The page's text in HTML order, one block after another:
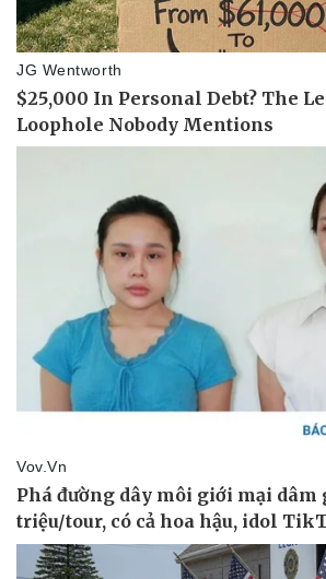
Sức khỏe
Dinh dưỡng - món ngon
Cây thuốc
Sản phụ khoa
Nhi khoa
Nhà đẹp
Blog